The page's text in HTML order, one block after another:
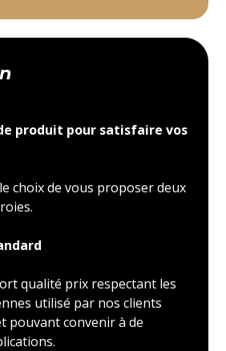
produit pour satisfaire vos
choix de vous proposer deux
qualité prix respectant les
utilisé par nos clients
pouvant convenir à de